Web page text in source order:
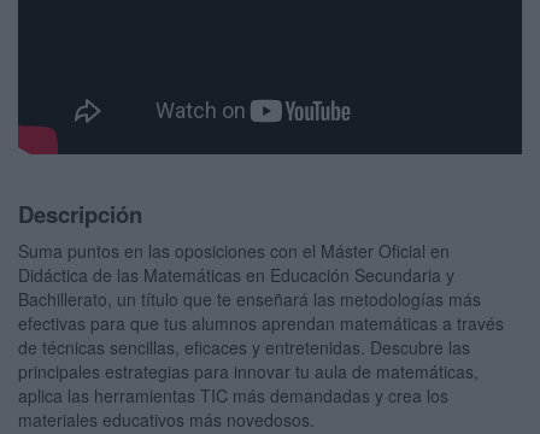
Descripción
Suma puntos en las oposiciones con el Máster Oficial en
Didáctica de las Matemáticas en Educación Secundaria y
Bachillerato, un título que te enseñará las metodologías más
efectivas para que tus alumnos aprendan matemáticas a través
de técnicas sencillas, eficaces y entretenidas. Descubre las
principales estrategias para innovar tu aula de matemáticas,
aplica las herramientas TIC más demandadas y crea los
materiales educativos más novedosos.